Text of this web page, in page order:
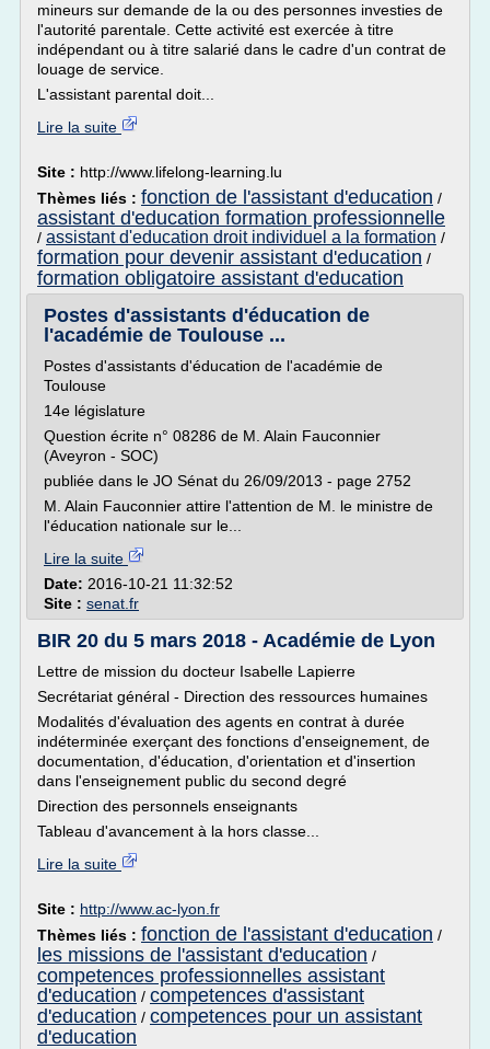
mineurs sur demande de la ou des personnes investies de
l'autorité parentale. Cette activité est exercée à titre
indépendant ou à titre salarié dans le cadre d'un contrat de
louage de service.
L'assistant parental doit...
Lire la suite
Site : http://www.lifelong-learning.lu
Thèmes liés : fonction de l'assistant d'education /
assistant d'education formation professionnelle
/ assistant d'education droit individuel a la formation /
formation pour devenir assistant d'education /
formation obligatoire assistant d'education
Postes d'assistants d'éducation de
l'académie de Toulouse ...
Postes d'assistants d'éducation de l'académie de
Toulouse
14e législature
Question écrite n° 08286 de M. Alain Fauconnier
(Aveyron - SOC)
publiée dans le JO Sénat du 26/09/2013 - page 2752
M. Alain Fauconnier attire l'attention de M. le ministre de
l'éducation nationale sur le...
Lire la suite
Date: 2016-10-21 11:32:52
Site : senat.fr
BIR 20 du 5 mars 2018 - Académie de Lyon
Lettre de mission du docteur Isabelle Lapierre
Secrétariat général - Direction des ressources humaines
Modalités d'évaluation des agents en contrat à durée
indéterminée exerçant des fonctions d'enseignement, de
documentation, d'éducation, d'orientation et d'insertion
dans l'enseignement public du second degré
Direction des personnels enseignants
Tableau d'avancement à la hors classe...
Lire la suite
Site : http://www.ac-lyon.fr
Thèmes liés : fonction de l'assistant d'education /
les missions de l'assistant d'education /
competences professionnelles assistant
d'education / competences d'assistant
d'education / competences pour un assistant
d'education